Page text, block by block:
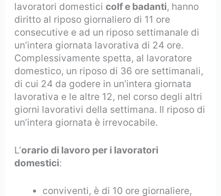
lavoratori domesticicolf e badanti, hanno
diritto al riposo giornaliero di 11 ore
consecutive e ad un riposo settimanale di
un’intera giornata lavorativa di 24 ore.
Complessivamente spetta, al lavoratore
domestico, un riposo di 36 ore settimanali,
di cui 24 da godere in un’intera giornata
lavorativa e le altre 12, nel corso degli altri
giorni lavorativi della settimana. Il riposo di
un’intera giornata è irrevocabile.
L’orario di lavoro per i lavoratori
domestici:
conviventi, è di 10 ore giornaliere,